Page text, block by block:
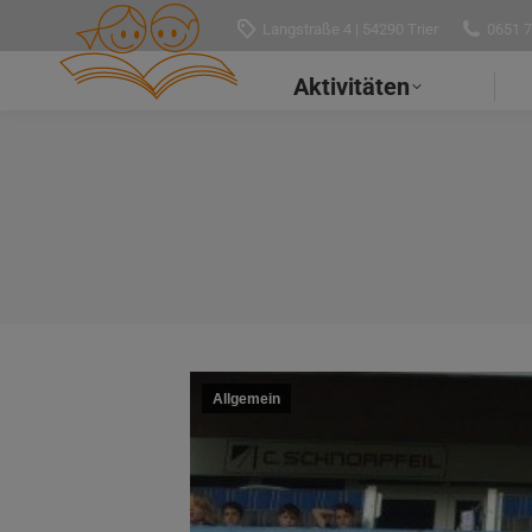
Aktivitäten
Allgemein